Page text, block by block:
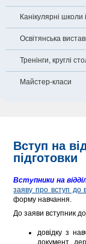
Канікулярні школи
Освітянська
Тренінги, круглі
Майстер-класи
Вступ на
підготовки
Вступники на
заяву про вступ до
форму навчання.
До заяви вступник
довідку з
документ